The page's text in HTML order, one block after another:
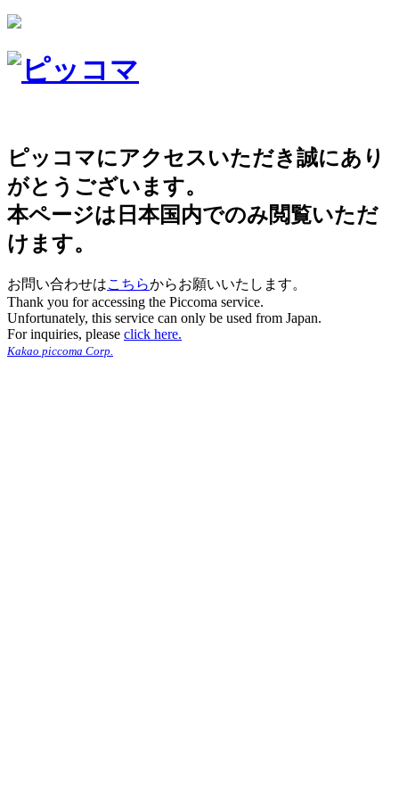
ピッコマにアクセスいただき誠にあり
がとうございます。
本ページは日本国内でのみ閲覧いただ
けます。
お問い合わせはこちらからお願いいたします。
Thank you for accessing the Piccoma service.
Unfortunately, this service can only be used from Japan.
For inquiries, please click here.
Kakao piccoma Corp.